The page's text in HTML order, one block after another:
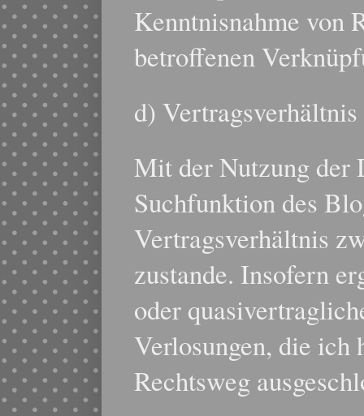
Kenntnisnahme von
betroffenen
d) Vertragsverhältnis
Mit der Nutzung der
Suchfunktion des
Vertragsverhältnis
zustande. Insofern
oder
Verlosungen, die ich
Rechtsweg